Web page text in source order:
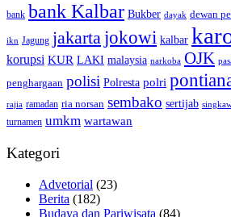
bank bank Kalbar Bukber dayak dewan
ikn Jagung jakarta jokowi kalbar
korupsi KUR LAKI malaysia narkoba OJK
penghargaan polisi Polresta polri
rajia ramadan ria norsan sembako sertijab
turnamen umkm wartawan
Kategori
Advetorial (23)
Berita (182)
Budaya dan Pariwisata (84)